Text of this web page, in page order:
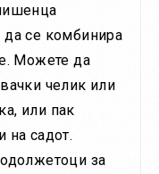
да се комбинира
Можете да
челик или
или пак
на садот.
за